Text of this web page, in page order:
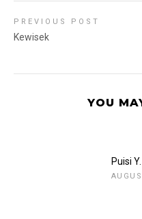
PREVIOUS POST
Kewisek
YOU
Puisi